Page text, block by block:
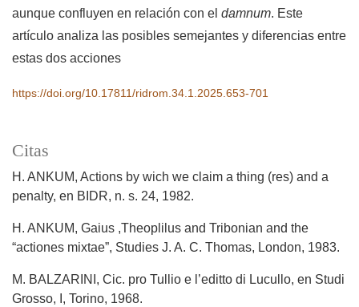
aunque confluyen en relación con el damnum. Este
artículo analiza las posibles semejantes y diferencias entre
estas dos acciones
https://doi.org/10.17811/ridrom.34.1.2025.653-701
Citas
H. ANKUM, Actions by wich we claim a thing (res) and a
penalty, en BIDR, n. s. 24, 1982.
H. ANKUM, Gaius ,Theoplilus and Tribonian and the
“actiones mixtae”, Studies J. A. C. Thomas, London, 1983.
M. BALZARINI, Cic. pro Tullio e l’editto di Lucullo, en Studi
Grosso, I, Torino, 1968.